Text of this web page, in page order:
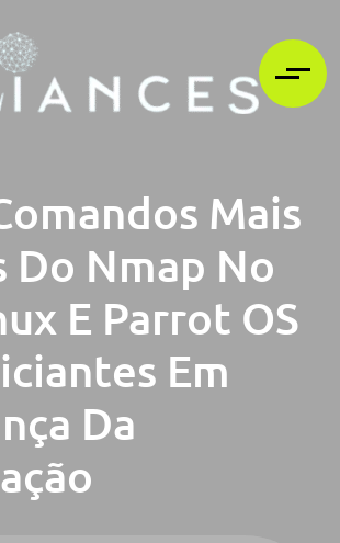
Mais
Do Nmap No
E Parrot OS
Em
Da